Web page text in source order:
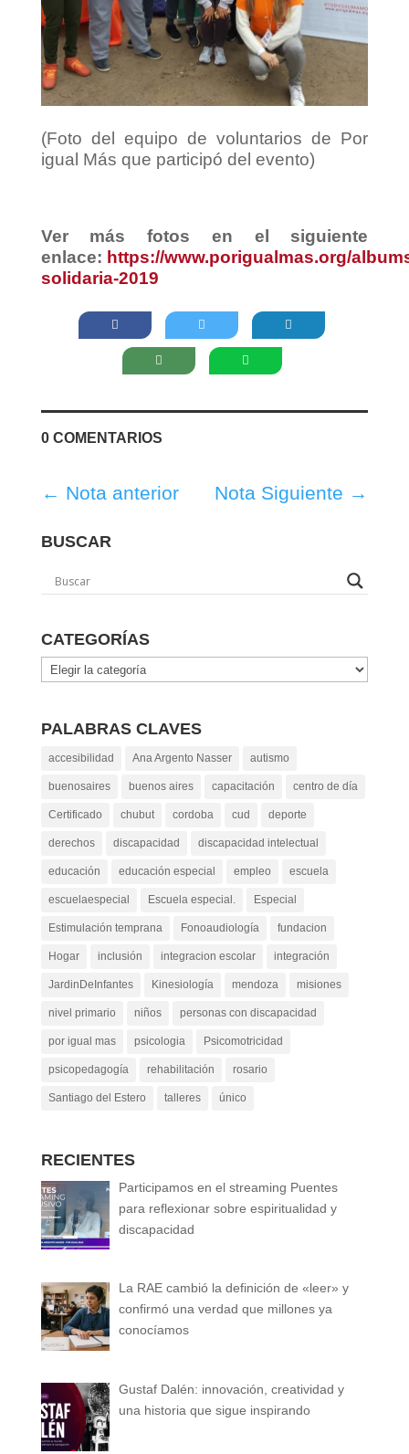
(Foto del equipo de voluntarios de Por
igual Más que participó del evento)
Ver más fotos en el siguiente
enlace: https://www.porigualmas.org/
solidaria-2019
0 COMENTARIOS
← Nota anterior Nota Siguiente →
BUSCAR
CATEGORÍAS
Categorías
PALABRAS CLAVES
accesibilidad Ana Argento Nasser autismo
buenosaires buenos aires capacitación centro de día
Certificado chubut cordoba cud deporte
derechos discapacidad discapacidad intelectual
educación educación especial empleo escuela
escuelaespecial Escuela especial. Especial
Estimulación temprana Fonoaudiología fundacion
Hogar inclusión integracion escolar integración
JardinDeInfantes Kinesiología mendoza misiones
nivel primario niños personas con discapacidad
por igual mas psicologia Psicomotricidad
psicopedagogía rehabilitación rosario
Santiago del Estero talleres único
RECIENTES
Participamos en el streaming Puentes
para reflexionar sobre espiritualidad y
discapacidad
La RAE cambió la definición de «leer» y
confirmó una verdad que millones ya
conocíamos
Gustaf Dalén: innovación, creatividad y
una historia que sigue inspirando